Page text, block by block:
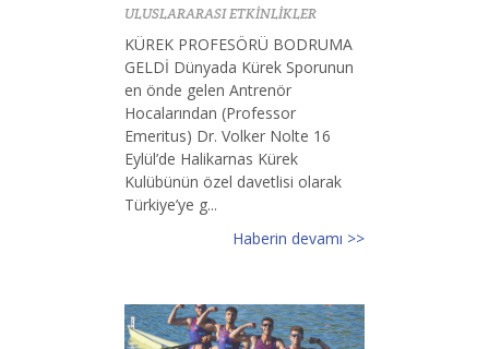
ULUSLARARASI ETKİNLİKLER
KÜREK PROFESÖRÜ BODRUMA
GELDİ Dünyada Kürek Sporunun
en önde gelen Antrenör
Hocalarından (Professor
Emeritus) Dr. Volker Nolte 16
Eylül’de Halikarnas Kürek
Kulübünün özel davetlisi olarak
Türkiye’ye g...
Haberin devamı >>